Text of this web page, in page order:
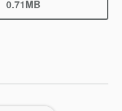
0.71MB